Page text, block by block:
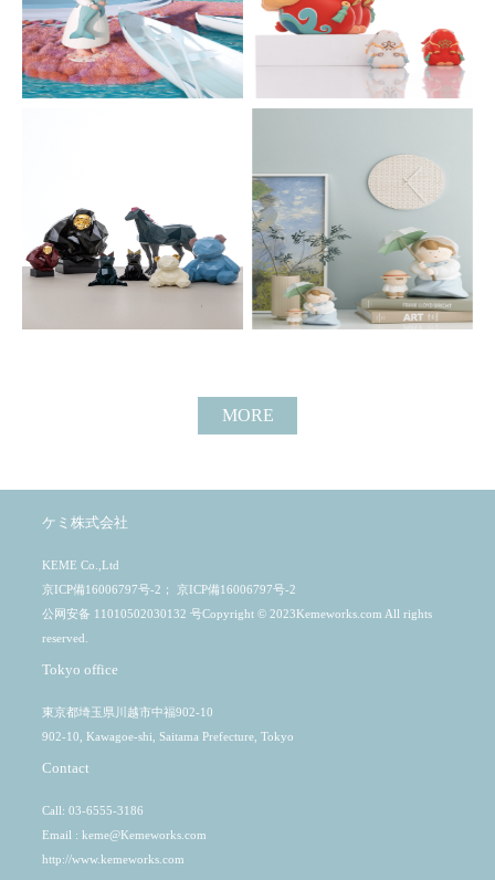
MORE
ケミ株式会社
KEME Co.,Ltd
京ICP備16006797号-2 ；
京ICP備16006797号-2
公网安备 11010502030132 号Copyright © 2023Kemeworks.com All rights
reserved.
Tokyo office
東京都埼玉県川越市中福902-10
902-10, Kawagoe-shi, Saitama Prefecture, Tokyo
Contact
Call: 03-6555-3186
Email :keme@Kemeworks.com
http://www.kemeworks.com